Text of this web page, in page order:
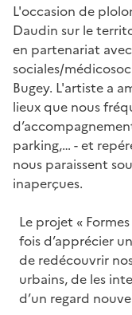
L'occasion de
Daudin sur le
en partenariat
sociales/
Bugey. L'artiste a
lieux que nous
parking,… - et
nous paraissent
inaperçues.
Le projet «
fois d’apprécier
de redécouvrir
urbains, de les
d’un regard